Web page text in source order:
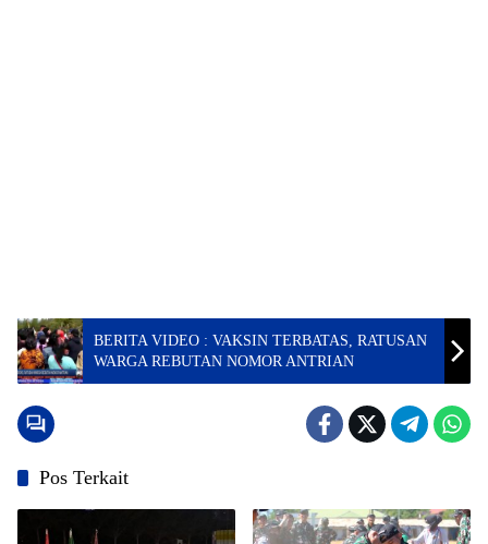
BERITA VIDEO : VAKSIN TERBATAS, RATUSAN
WARGA REBUTAN NOMOR ANTRIAN
Pos Terkait